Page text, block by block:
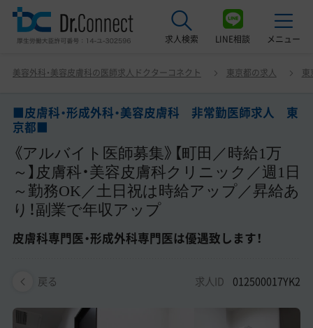
求人検索 LINE相談 メニュー
美容クリニック見学ご希望の方はこちら
サービス紹介
ドクターコネクトの強み
エージェント紹介
常勤求人一覧
非常勤・アルバイト求人一覧
美容医療医師の転職お役立ちコンテンツ
美容外科・美容皮膚科の医師求人ドクターコネクト 東京都の求人 東
■皮膚科・形成外科・美容皮膚科 非常勤医師求人 東
京都■
《アルバイト医師募集》【町田／時給1万
～】皮膚科・美容皮膚科クリニック／週1日
～勤務OK／土日祝は時給アップ／昇給あ
り！副業で年収アップ
皮膚科専門医・形成外科専門医は優遇致します！
戻る 求人ID 012500017YK2
■皮膚科・形成外科・美容皮膚科 非常勤医師求人 東京都
■ 《アルバイト医師募集》【町田／時給1万～】皮膚科・美容
／昇給あり！副業で年収アップ 皮膚科専門医・形成外科専
門医は優遇致します！